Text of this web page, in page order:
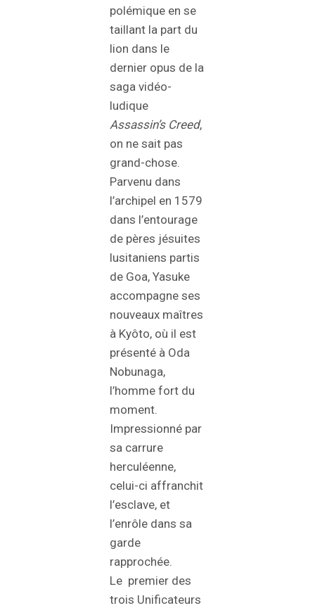
polémique en se
taillant la part du
lion dans le
dernier opus de la
saga vidéo-
ludique
Assassin’s Creed,
on ne sait pas
grand-chose.
Parvenu dans
l’archipel en 1579
dans l’entourage
de pères jésuites
lusitaniens partis
de Goa, Yasuke
accompagne ses
nouveaux maîtres
à Kyôto, où il est
présenté à Oda
Nobunaga,
l’homme fort du
moment.
Impressionné par
sa carrure
herculéenne,
celui-ci affranchit
l’esclave, et
l’enrôle dans sa
garde
rapprochée.
Le premier des
trois Unificateurs